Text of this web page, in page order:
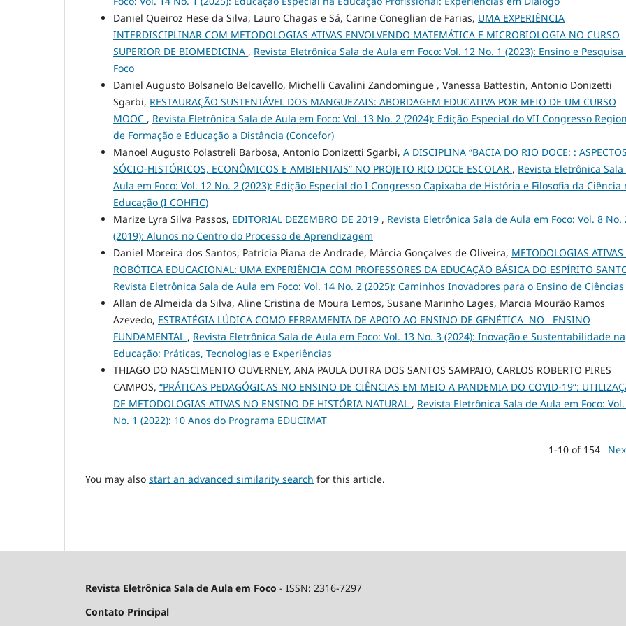
Daniel Queiroz Hese da Silva, Lauro Chagas e Sá, Carine Coneglian de Farias, UMA EXPERIÊNCIA
INTERDISCIPLINAR COM METODOLOGIAS ATIVAS ENVOLVENDO MATEMÁTICA E MICROBIOLOGIA NO CURSO
SUPERIOR DE BIOMEDICINA , Revista Eletrônica Sala de Aula em Foco: Vol. 12 No. 1 (2023): Ensino e Pesquisa
Foco
Daniel Augusto Bolsanelo Belcavello, Michelli Cavalini Zandomingue , Vanessa Battestin, Antonio Donizetti
Sgarbi, RESTAURAÇÃO SUSTENTÁVEL DOS MANGUEZAIS: ABORDAGEM EDUCATIVA POR MEIO DE UM CURSO
MOOC , Revista Eletrônica Sala de Aula em Foco: Vol. 13 No. 2 (2024): Edição Especial do VII Congresso
de Formação e Educação a Distância (Concefor)
Manoel Augusto Polastreli Barbosa, Antonio Donizetti Sgarbi, A DISCIPLINA “BACIA DO RIO DOCE: : ASPECTOS
SÓCIO-HISTÓRICOS, ECONÔMICOS E AMBIENTAIS” NO PROJETO RIO DOCE ESCOLAR , Revista Eletrônica
Aula em Foco: Vol. 12 No. 2 (2023): Edição Especial do I Congresso Capixaba de História e Filosofia da Ciência
Educação (I COHFIC)
Marize Lyra Silva Passos, EDITORIAL DEZEMBRO DE 2019 , Revista Eletrônica Sala de Aula em Foco: Vol. 8 No.
(2019): Alunos no Centro do Processo de Aprendizagem
Daniel Moreira dos Santos, Patrícia Piana de Andrade, Márcia Gonçalves de Oliveira, METODOLOGIAS ATIVAS
ROBÓTICA EDUCACIONAL: UMA EXPERIÊNCIA COM PROFESSORES DA EDUCAÇÃO BÁSICA DO ESPÍRITO
Revista Eletrônica Sala de Aula em Foco: Vol. 14 No. 2 (2025): Caminhos Inovadores para o Ensino de Ciências
Allan de Almeida da Silva, Aline Cristina de Moura Lemos, Susane Marinho Lages, Marcia Mourão Ramos
Azevedo, ESTRATÉGIA LÚDICA COMO FERRAMENTA DE APOIO AO ENSINO DE GENÉTICA NO ENSINO
FUNDAMENTAL , Revista Eletrônica Sala de Aula em Foco: Vol. 13 No. 3 (2024): Inovação e Sustentabilidade na
Educação: Práticas, Tecnologias e Experiências
THIAGO DO NASCIMENTO OUVERNEY, ANA PAULA DUTRA DOS SANTOS SAMPAIO, CARLOS ROBERTO PIRES
CAMPOS, “PRÁTICAS PEDAGÓGICAS NO ENSINO DE CIÊNCIAS EM MEIO A PANDEMIA DO COVID-19”:
DE METODOLOGIAS ATIVAS NO ENSINO DE HISTÓRIA NATURAL , Revista Eletrônica Sala de Aula em Foco: Vol.
No. 1 (2022): 10 Anos do Programa EDUCIMAT
1-10 of 154
You may also start an advanced similarity search for this article.
Revista Eletrônica Sala de Aula em Foco - ISSN: 2316-7297
Contato Principal